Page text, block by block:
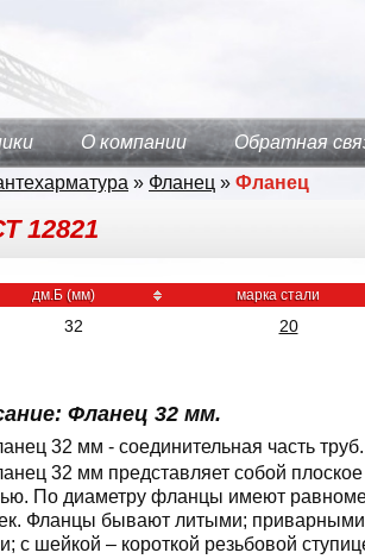
О компании Обратная
» Фланец » Фланец
12821
дм.Б (мм) марка стали
32 20
Фланец 32 мм.
32 мм - cоединительная часть труб.
32 мм представляет собой
По диаметру фланцы имеют
Фланцы бывают литыми;
с шейкой – короткой резьбовой